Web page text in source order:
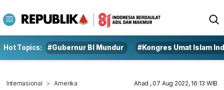
Hot Topics: #Gubernur BI Mundur #Kongres Umat Islam
Internasional Amerika Ahad , 07 Aug 2022, 16:13 WIB